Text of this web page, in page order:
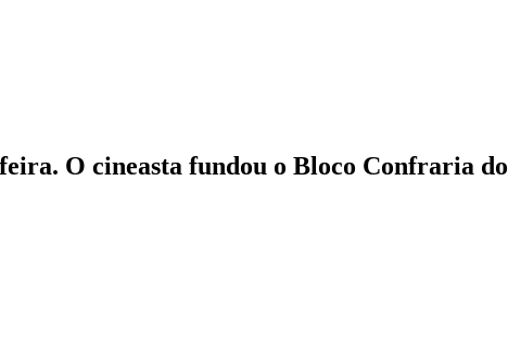
O cineasta fundou o Bloco Confraria do